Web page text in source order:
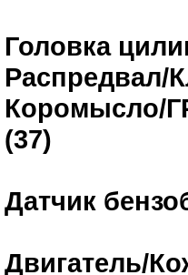
Головка
Распредвал/
Коромысло/
(37)
Датчик
Двигатель/